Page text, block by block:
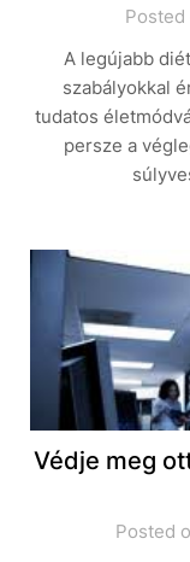
A legújabb
szabályokkal
tudatos
persze a
Védje meg
Posted